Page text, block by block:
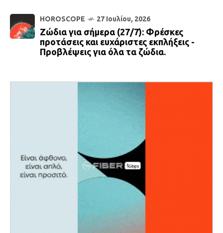
HOROSCOPE 27 Ιουλίου, 2026
Ζώδια για σήμερα (27/7): Φρέσκες
προτάσεις και ευχάριστες εκπλήξεις -
Προβλέψεις για όλα τα ζώδια.